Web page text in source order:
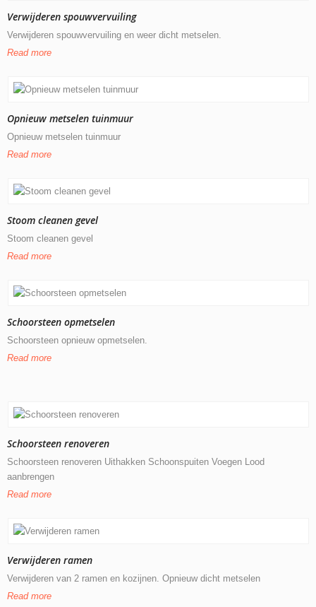
Verwijderen spouwvervuiling
Verwijderen spouwvervuiling en weer dicht metselen.
Read more
Opnieuw metselen tuinmuur
Opnieuw metselen tuinmuur
Read more
Stoom cleanen gevel
Stoom cleanen gevel
Read more
Schoorsteen opmetselen
Schoorsteen opnieuw opmetselen.
Read more
Schoorsteen renoveren
Schoorsteen renoveren Uithakken Schoonspuiten Voegen Lood
aanbrengen
Read more
Verwijderen ramen
Verwijderen van 2 ramen en kozijnen. Opnieuw dicht metselen
Read more